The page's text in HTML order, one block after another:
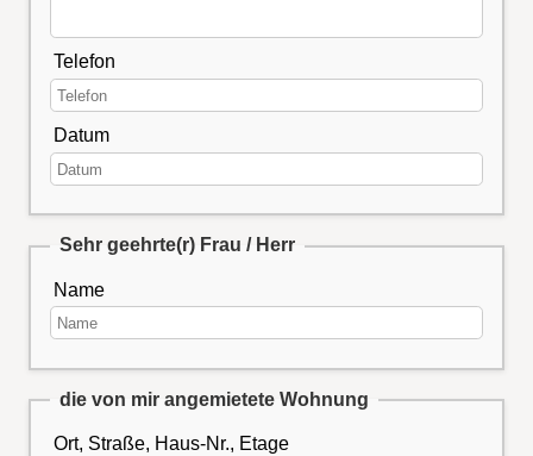
Telefon
Datum
Sehr geehrte(r) Frau / Herr
Name
die von mir angemietete Wohnung
Ort, Straße, Haus-Nr., Etage